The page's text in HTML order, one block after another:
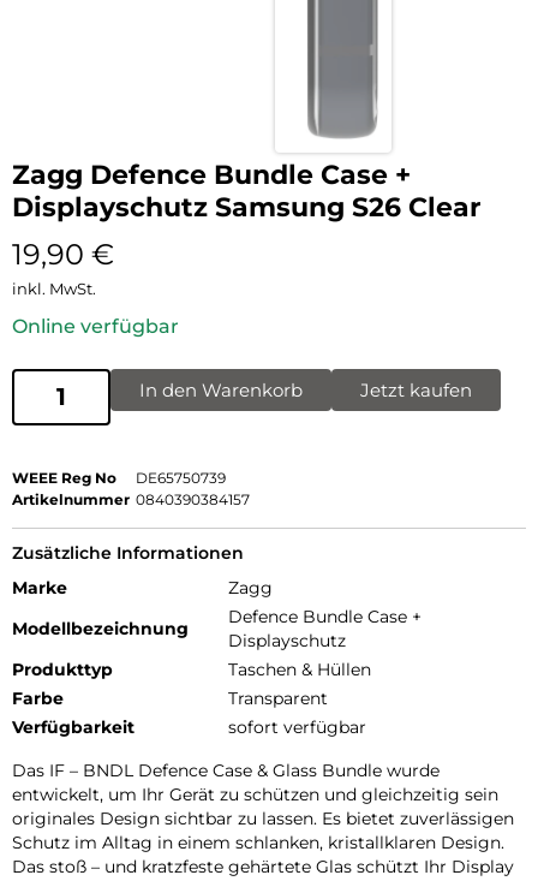
Zagg Defence Bundle Case +
Displayschutz Samsung S26 Clear
19,90 €
inkl. MwSt.
Online verfügbar
In den Warenkorb Jetzt kaufen
WEEE Reg No
DE65750739
Artikelnummer 0840390384157
Zusätzliche Informationen
Marke
Zagg
Modellbezeichnung
Defence Bundle Case +
Displayschutz
Produkttyp
Taschen & Hüllen
Farbe
Transparent
Verfügbarkeit
sofort verfügbar
Das IF – BNDL Defence Case & Glass Bundle wurde
entwickelt, um Ihr Gerät zu schützen und gleichzeitig sein
originales Design sichtbar zu lassen. Es bietet zuverlässigen
Schutz im Alltag in einem schlanken, kristallklaren Design.
Das stoß – und kratzfeste gehärtete Glas schützt Ihr Display